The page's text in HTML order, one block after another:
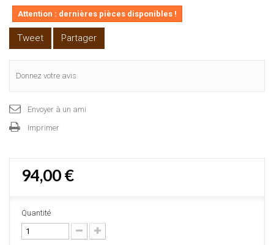
Attention : dernières pièces disponibles !
Tweet Partager
Donnez votre avis
Envoyer à un ami
Imprimer
94,00 €
Quantité